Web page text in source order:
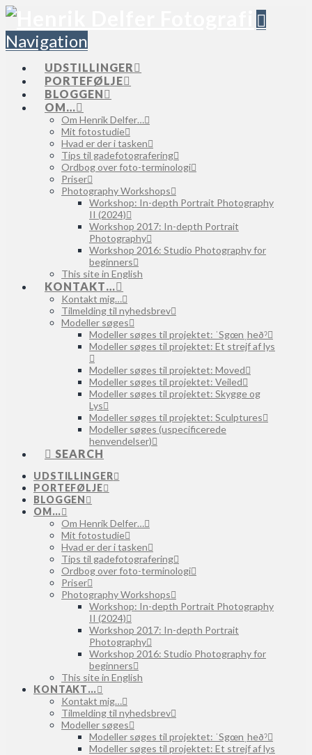
Navigation
UDSTILLINGER
PORTEFØLJE
BLOGGEN
OM…
Om Henrik Delfer…
Mit fotostudie
Hvad er der i tasken
Tips til gadefotografering
Ordbog over foto-terminologi
Priser
Photography Workshops
Workshop: In-depth Portrait Photography
II (2024)
Workshop 2017: In-depth Portrait
Photography
Workshop 2016: Studio Photography for
beginners
This site in English
KONTAKT…
Kontakt mig…
Tilmelding til nyhedsbrev
Modeller søges
Modeller søges til projektet: ˈSgœnˌheðˀ
Modeller søges til projektet: Et strejf af lys
Modeller søges til projektet: Moved
Modeller søges til projektet: Veiled
Modeller søges til projektet: Skygge og
Lys
Modeller søges til projektet: Sculptures
Modeller søges (uspecificerede
henvendelser)
SEARCH
UDSTILLINGER
PORTEFØLJE
BLOGGEN
OM…
Om Henrik Delfer…
Mit fotostudie
Hvad er der i tasken
Tips til gadefotografering
Ordbog over foto-terminologi
Priser
Photography Workshops
Workshop: In-depth Portrait Photography
II (2024)
Workshop 2017: In-depth Portrait
Photography
Workshop 2016: Studio Photography for
beginners
This site in English
KONTAKT…
Kontakt mig…
Tilmelding til nyhedsbrev
Modeller søges
Modeller søges til projektet: ˈSgœnˌheðˀ
Modeller søges til projektet: Et strejf af lys